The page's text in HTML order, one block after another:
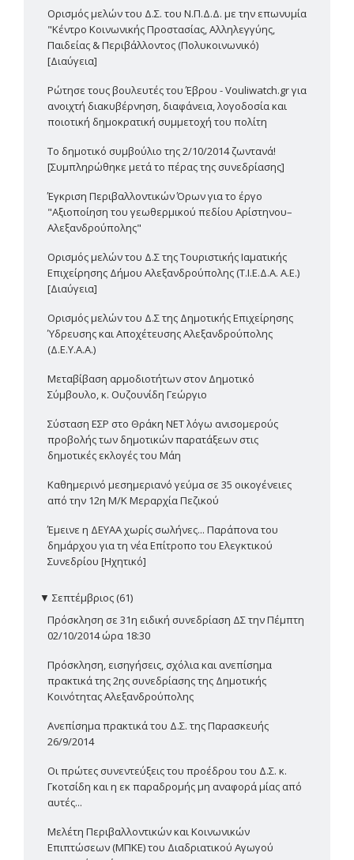
Ορισμός μελών του Δ.Σ. του Ν.Π.Δ.Δ. με την επωνυμία
"Κέντρο Κοινωνικής Προστασίας, Αλληλεγγύης,
Παιδείας & Περιβάλλοντος (Πολυκοινωνικό)
[Διαύγεια]
Ρώτησε τους βουλευτές του Έβρου - Vouliwatch.gr για
ανοιχτή διακυβέρνηση, διαφάνεια, λογοδοσία και
ποιοτική δημοκρατική συμμετοχή του πολίτη
Το δημοτικό συμβούλιο της 2/10/2014 ζωντανά!
[Συμπληρώθηκε μετά το πέρας της συνεδρίασης]
Έγκριση Περιβαλλοντικών Όρων για το έργο
"Αξιοποίηση του γεωθερμικού πεδίου Αρίστηνου–
Αλεξανδρούπολης"
Ορισμός μελών του Δ.Σ της Τουριστικής Ιαματικής
Επιχείρησης Δήμου Αλεξανδρούπολης (Τ.Ι.Ε.Δ.Α. Α.Ε.)
[Διαύγεια]
Ορισμός μελών του Δ.Σ της Δημοτικής Επιχείρησης
Ύδρευσης και Αποχέτευσης Αλεξανδρούπολης
(Δ.Ε.Υ.Α.Α.)
Μεταβίβαση αρμοδιοτήτων στον Δημοτικό
Σύμβουλο, κ. Ουζουνίδη Γεώργιο
Σύσταση ΕΣΡ στο Θράκη ΝΕΤ λόγω ανισομερούς
προβολής των δημοτικών παρατάξεων στις
δημοτικές εκλογές του Μάη
Καθημερινό μεσημεριανό γεύμα σε 35 οικογένειες
από την 12η Μ/Κ Μεραρχία Πεζικού
Έμεινε η ΔΕΥΑΑ χωρίς σωλήνες... Παράπονα του
δημάρχου για τη νέα Επίτροπο του Ελεγκτικού
Συνεδρίου [Ηχητικό]
▼ Σεπτέμβριος (61)
Πρόσκληση σε 31η ειδική συνεδρίαση ΔΣ την Πέμπτη
02/10/2014 ώρα 18:30
Πρόσκληση, εισηγήσεις, σχόλια και ανεπίσημα
πρακτικά της 2ης συνεδρίασης της Δημοτικής
Κοινότητας Αλεξανδρούπολης
Ανεπίσημα πρακτικά του Δ.Σ. της Παρασκευής
26/9/2014
Οι πρώτες συνεντεύξεις του προέδρου του Δ.Σ. κ.
Γκοτσίδη και η εκ παραδρομής μη αναφορά μίας από
αυτές...
Μελέτη Περιβαλλοντικών και Κοινωνικών
Επιπτώσεων (ΜΠΚΕ) του Διαδριατικού Αγωγού